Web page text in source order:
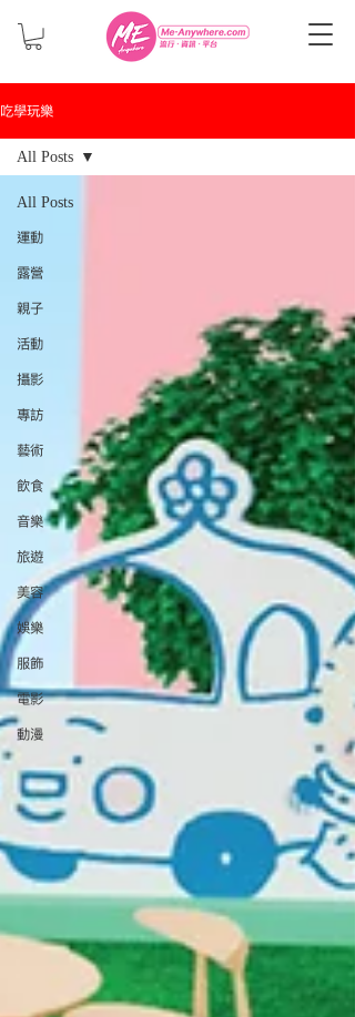
吃學玩樂
All Posts
運動
露營
親子
活動
攝影
專訪
藝術
飲食
音樂
旅遊
美容
娛樂
服飾
電影
動漫
All Posts